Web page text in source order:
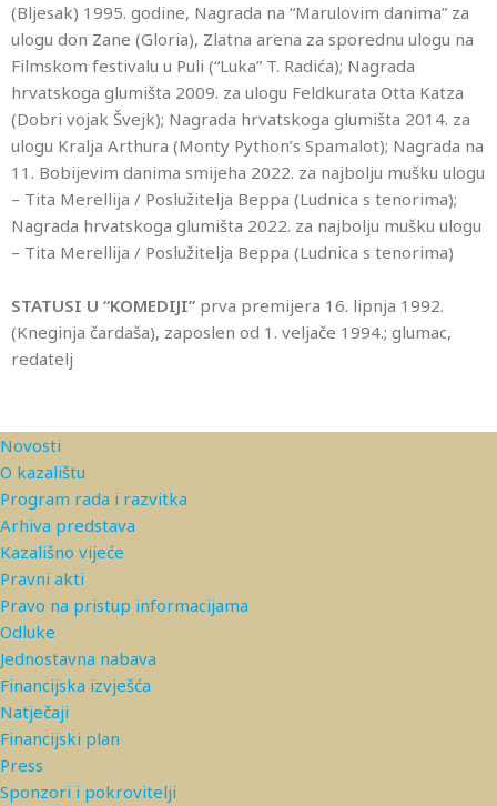
(Bljesak) 1995. godine, Nagrada na “Marulovim danima” za
ulogu don Zane (Gloria), Zlatna arena za sporednu ulogu na
Filmskom festivalu u Puli (“Luka” T. Radića); Nagrada
hrvatskoga glumišta 2009. za ulogu Feldkurata Otta Katza
(Dobri vojak Švejk); Nagrada hrvatskoga glumišta 2014. za
ulogu Kralja Arthura (Monty Python’s Spamalot); Nagrada na
11. Bobijevim danima smijeha 2022. za najbolju mušku ulogu
– Tita Merellija / Poslužitelja Beppa (Ludnica s tenorima);
Nagrada hrvatskoga glumišta 2022. za najbolju mušku ulogu
– Tita Merellija / Poslužitelja Beppa (Ludnica s tenorima)
STATUSI U “KOMEDIJI” prva premijera 16. lipnja 1992.
(Kneginja čardaša), zaposlen od 1. veljače 1994.; glumac,
redatelj
Novosti
O kazalištu
Program rada i razvitka
Arhiva predstava
Kazališno vijeće
Pravni akti
Pravo na pristup informacijama
Odluke
Jednostavna nabava
Financijska izvješća
Natječaji
Financijski plan
Press
Sponzori i pokrovitelji